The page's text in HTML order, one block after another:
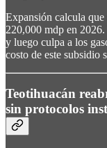
Expansión calcula
220,000 mdp en
y luego culpa a los
costo de este subsidio
Teotihuacán
sin protocolos